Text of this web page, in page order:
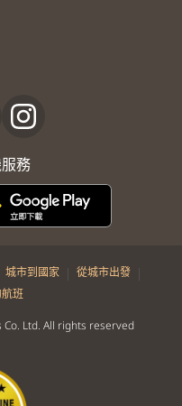
務
城市到國家 | 從城市出發 |
班
Co. Ltd. All rights reserved